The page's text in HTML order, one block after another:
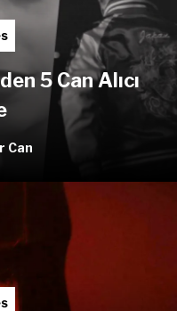
5 Can Alıcı
Can